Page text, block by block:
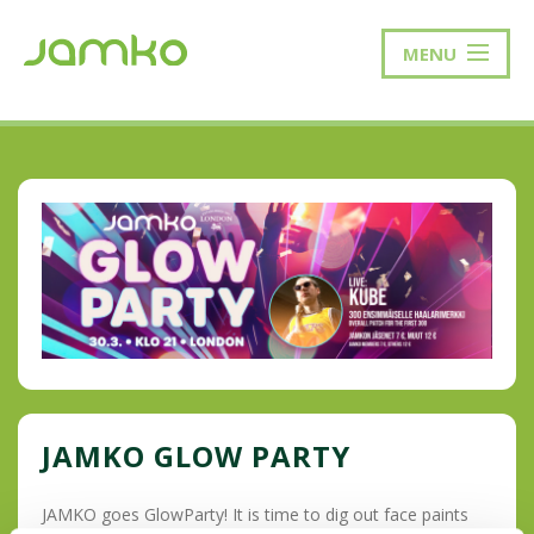
MENU
JAMKO GLOW PARTY
JAMKO goes GlowParty! It is time to dig out face paints